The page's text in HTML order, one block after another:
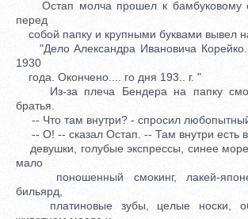
Остап молча прошел к бамбуковому
перед
собой папку и крупными буквами вывел
"Дело Александра Ивановича
1930
года. Окончено.... го дня 193.. г. "
Из-за плеча Бендера на папку
братья.
-- Что там внутри? - спросил любопытный
-- О! -- сказал Остап. -- Там внутри есть
девушки, голубые экспрессы, синее
мало
поношенный смокинг, лакей-
бильярд,
платиновые зубы, целые носки,